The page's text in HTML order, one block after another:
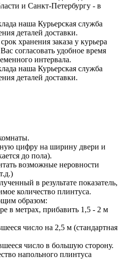
и Санкт-Петербургу - в
наша Курьерская служба
деталей доставки.
хранения заказа у курьера
согласовать удобное время
интервала.
наша Курьерская служба
деталей доставки.
цифру на ширину двери и
до пола).
возможные неровности
в результате показатель,
количество плинтуса.
образом:
в метрах, прибавить 1,5 - 2 м
число на 2,5 м (стандартная
число в большую сторону.
напольного плинтуса